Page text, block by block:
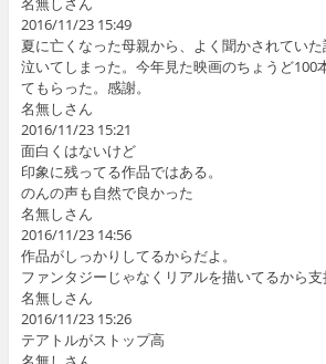
2016/11/23 15:49
夏に亡くなった母親から、よく聞かされてい
泣いてしまった。今年見た映画のちょうど100
てもらった。感謝。
名無しさん
2016/11/23 15:21
面白くはないけど
印象に残ってる作品ではある。
のんの声も自然で良かった
名無しさん
2016/11/23 14:56
作品がしっかりしてるからだよ。
ファンタジーじゃなくリアルを描いてるから支
名無しさん
2016/11/23 15:26
テアトルがストップ高